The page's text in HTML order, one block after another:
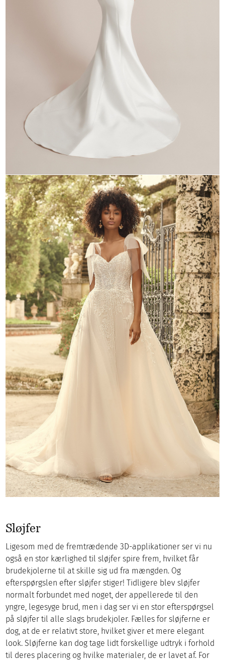
Sløjfer
Ligesom med de fremtrædende 3D-applikationer ser vi nu
også en stor kærlighed til sløjfer spire frem, hvilket får
brudekjolerne til at skille sig ud fra mængden. Og
efterspørgslen efter sløjfer stiger! Tidligere blev sløjfer
normalt forbundet med noget, der appellerede til den
yngre, legesyge brud, men i dag ser vi en stor efterspørgsel
på sløjfer til alle slags brudekjoler. Fælles for sløjferne er
dog, at de er relativt store, hvilket giver et mere elegant
look. Sløjferne kan dog tage lidt forskellige udtryk i forhold
til deres placering og hvilke materialer, de er lavet af. For